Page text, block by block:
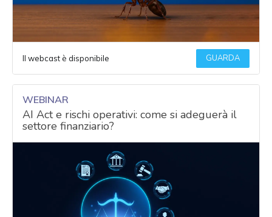
Il webcast è disponibile GUARDA
WEBINAR
AI Act e rischi operativi: come si adeguerà il
settore finanziario?